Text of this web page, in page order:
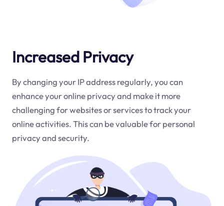
Increased Privacy
By changing your IP address regularly, you can
enhance your online privacy and make it more
challenging for websites or services to track your
online activities. This can be valuable for personal
privacy and security.